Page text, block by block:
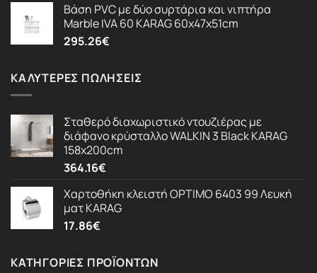
Βάση PVC με δύο συρτάρια και νιπτήρα
Marble IVA 60 KARAG 60x47x51cm
295.26€
ΚΑΛΎΤΕΡΕΣ ΠΩΛΉΣΕΙΣ
Σταθερό διαχωριστικό ντουζιέρας με
διάφανο κρύσταλλο WALKIN 3 Black KARAG
158x200cm
364.16€
Χαρτοθήκη κλειστή OPTIMO 6403 99 Λευκή
ματ KARAG
17.86€
ΚΑΤΗΓΟΡΊΕΣ ΠΡΟΪΌΝΤΩΝ